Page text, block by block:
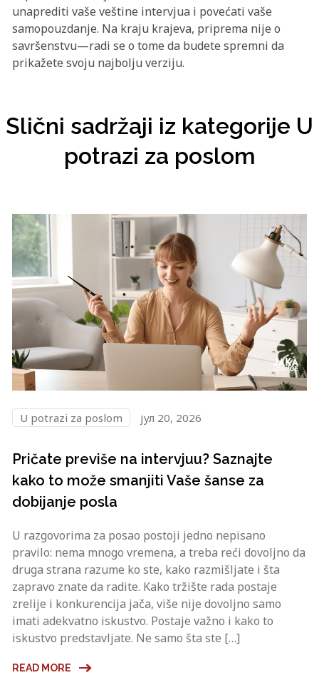
unaprediti vaše veštine intervjua i povećati vaše
samopouzdanje. Na kraju krajeva, priprema nije o
savršenstvu—radi se o tome da budete spremni da
prikažete svoju najbolju verziju.
Slični sadržaji iz kategorije U
potrazi za poslom
U potrazi za poslom јул 20, 2026
Pričate previše na intervjuu? Saznajte
kako to može smanjiti Vaše šanse za
dobijanje posla
U razgovorima za posao postoji jedno nepisano
pravilo: nema mnogo vremena, a treba reći dovoljno da
druga strana razume ko ste, kako razmišljate i šta
zapravo znate da radite. Kako tržište rada postaje
zrelije i konkurencija jača, više nije dovoljno samo
imati adekvatno iskustvo. Postaje važno i kako to
iskustvo predstavljate. Ne samo šta ste […]
READ MORE